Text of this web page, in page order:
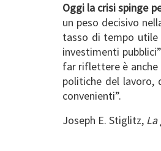
Oggi la crisi spinge
un peso decisivo
tasso di tempo utile
investimenti
far riflettere è anche
politiche del lavoro,
convenienti”.
Joseph E. Stiglitz, La